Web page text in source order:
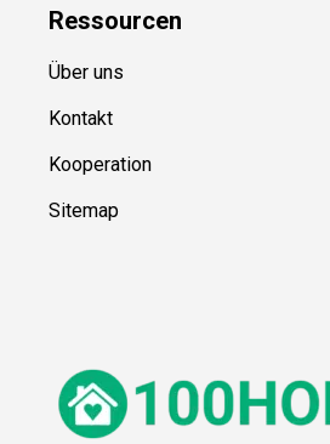
Ressourcen
Über uns
Kontakt
Kooperation
Sitemap